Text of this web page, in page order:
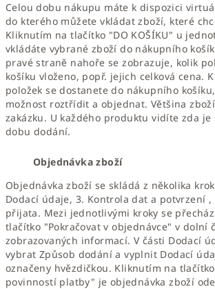
Celou dobu nákupu máte k dispozici
do kterého můžete vkládat zboží, které
Kliknutím na tlačítko "DO KOŠÍKU" u
vkládáte vybrané zboží do nákupního
pravé straně nahoře se zobrazuje, kolik
košíku vloženo, popř. jejich celková cena.
položek se dostanete do nákupního
možnost roztřídit a objednat. Většina
zakázku. U každého produktu vidíte zda je
dobu dodání.
Objednávka zboží
Objednávka zboží se skládá z několika
Dodací údaje, 3. Kontrola dat a potvrzení ,
přijata. Mezi jednotlivými kroky se
tlačítko "Pokračovat v objednávce" v dolní
zobrazovaných informací. V části Dodací
vybrat Způsob dodání a vyplnit Dodací
označeny hvězdičkou. Kliknutím na
povinností platby" je objednávka zboží